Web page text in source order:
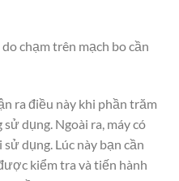
chạm trên mạch bo cần
ra điều này khi phần trăm
dụng. Ngoài ra, máy có
dụng. Lúc này bạn cần
kiểm tra và tiến hành